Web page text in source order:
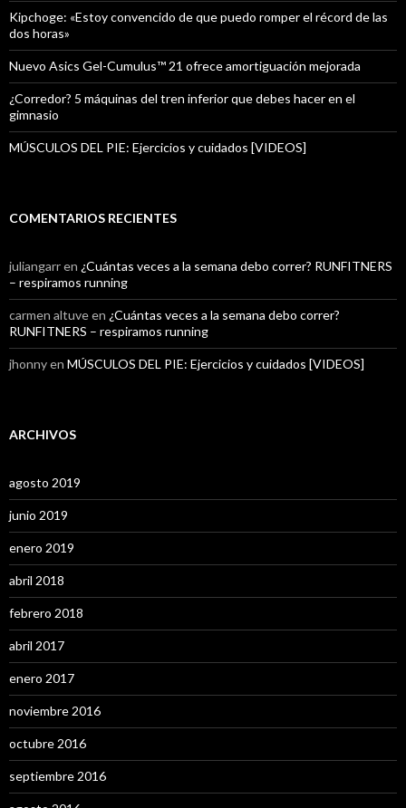
Kipchoge: «Estoy convencido de que puedo romper el récord de las
dos horas»
Nuevo Asics Gel-Cumulus™ 21 ofrece amortiguación mejorada
¿Corredor? 5 máquinas del tren inferior que debes hacer en el
gimnasio
MÚSCULOS DEL PIE: Ejercicios y cuidados [VIDEOS]
COMENTARIOS RECIENTES
juliangarren ¿Cuántas veces a la semana debo correr? RUNFITNERS
– respiramos running
carmen altuveen ¿Cuántas veces a la semana debo correr?
RUNFITNERS – respiramos running
jhonnyen MÚSCULOS DEL PIE: Ejercicios y cuidados [VIDEOS]
ARCHIVOS
agosto 2019
junio 2019
enero 2019
abril 2018
febrero 2018
abril 2017
enero 2017
noviembre 2016
octubre 2016
septiembre 2016